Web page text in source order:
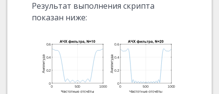
Результат выполнения скрипта
показан ниже: